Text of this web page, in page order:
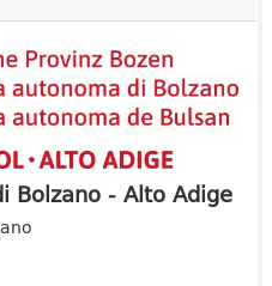
Bolzano - Alto Adige